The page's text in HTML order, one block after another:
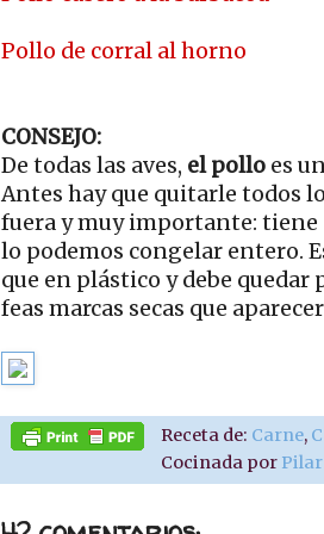
Pollo de corral al horno
CONSEJO:
De todas las aves, el pollo es
Antes hay que quitarle todos
fuera y muy importante: tiene
lo podemos congelar entero.
que en plástico y debe
feas marcas secas que
Receta de: Carne,
Cocinada por